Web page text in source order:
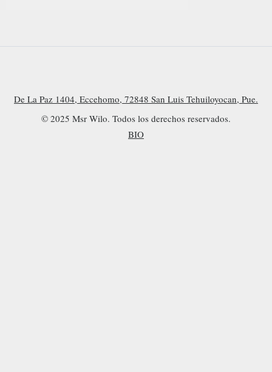
De La Paz 1404, Eccehomo, 72848 San Luis Tehuiloyocan, Pue.
© 2025 Msr Wilo. Todos los derechos reservados.
BIO